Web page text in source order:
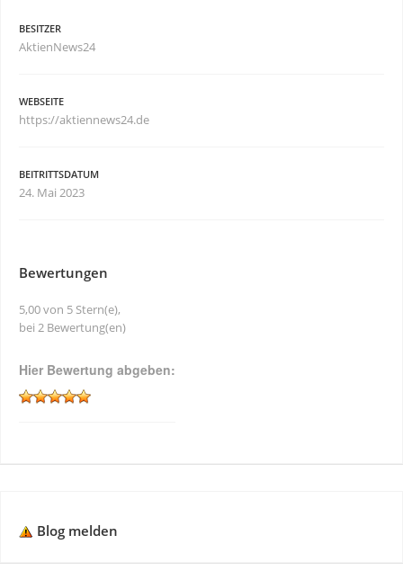
BESITZER
AktienNews24
WEBSEITE
https://aktiennews24.de
BEITRITTSDATUM
24. Mai 2023
Bewertungen
5,00 von 5 Stern(e),
bei 2 Bewertung(en)
Hier Bewertung abgeben:
Blog melden